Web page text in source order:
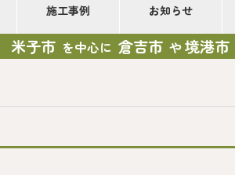
施工事例 お知らせ
米子市 を中心に 倉吉市 や境港市